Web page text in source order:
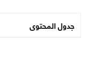
جدول المحتوى